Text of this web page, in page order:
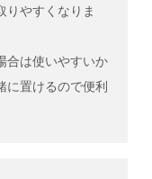
りやすくなりま
合は使いやすいか
に置けるので便利